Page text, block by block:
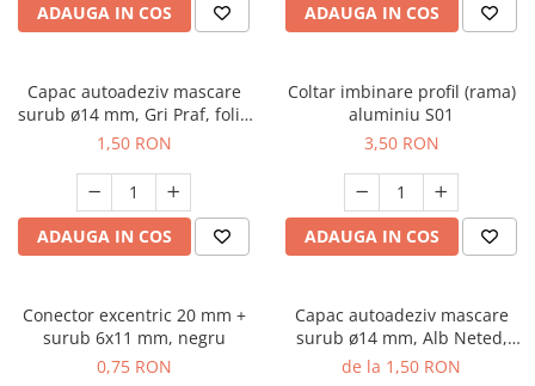
ADAUGA IN COS ADAUGA IN COS
Capac autoadeziv mascare
surub ø14 mm, Gri Praf, folie
25 buc
1,50 RON
ADAUGA IN COS
Coltar imbinare profil (rama)
aluminiu S01
3,50 RON
ADAUGA IN COS
Conector excentric 20 mm +
surub 6x11 mm, negru
0,75 RON
Capac autoadeziv mascare
surub ø14 mm, Alb Neted,
folie 25 buc
de la 1,50 RON